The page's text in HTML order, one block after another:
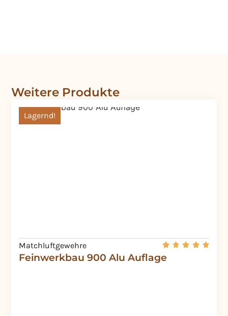
Weitere Produkte
Feinwerkbau 900 Alu Auflage
Lagernd!
Matchluftgewehre